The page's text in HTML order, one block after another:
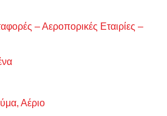
– Αεροπορικές Εταιρίες –
Αέριο